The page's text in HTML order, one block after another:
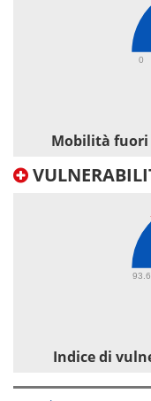
0
Mobilità fuori
93.6
Indice di